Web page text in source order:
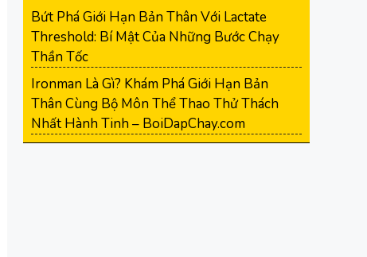
Bứt Phá Giới Hạn Bản Thân Với Lactate
Threshold: Bí Mật Của Những Bước Chạy
Thần Tốc
Ironman Là Gì? Khám Phá Giới Hạn Bản
Thân Cùng Bộ Môn Thể Thao Thử Thách
Nhất Hành Tinh – BoiDapChay.com